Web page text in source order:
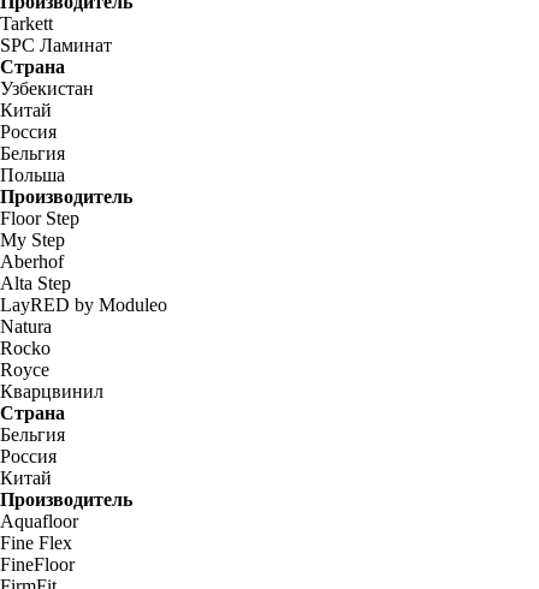
Tarkett
SPC Ламинат
Страна
Узбекистан
Китай
Россия
Бельгия
Польша
Производитель
Floor Step
My Step
Aberhof
Alta Step
LayRED by Moduleo
Natura
Rocko
Royce
Кварцвинил
Страна
Бельгия
Россия
Китай
Производитель
Aquafloor
Fine Flex
FineFloor